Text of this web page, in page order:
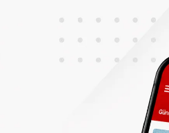
çalışması yürütüldü.
itfaiye ekipleri, sonar
bulunan bir
Beverwijk’taki Scheybeeck
sonuç